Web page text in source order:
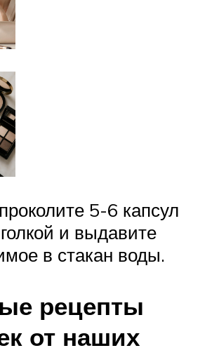
5-6 капсул
и выдавите
в стакан воды.
рецепты
от наших